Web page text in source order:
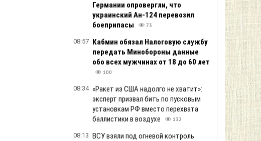
Германии опровергли, что
украинский Ан-124 перевозил
боеприпасы
73
08:57 Кабмин обязал Налоговую службу
передать Минобороны данные
обо всех мужчинах от 18 до 60 лет
100
08:34 «Ракет из США надолго не хватит»:
эксперт призвал бить по пусковым
установкам РФ вместо перехвата
баллистики в воздухе
132
08:13 ВСУ взяли под огневой контроль